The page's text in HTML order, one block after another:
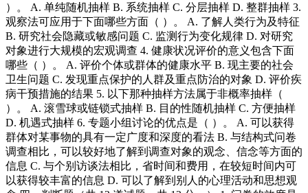
）。 A. 单纯随机抽样 B. 系统抽样 C. 分层抽样 D. 整群抽样 3.
观察法可应用于下面哪些方面（ ）。 A. 了解人类行为及特征
B. 研究社会隐藏或敏感问题 C. 监测行为变化规律 D. 对研究
对象进行大规模的宏观调查 4. 健康状况评价的意义包含下面
哪些（ ）。 A. 评价个体或群体的健康水平 B. 现主要的社会
卫生问题 C. 发现重点保护的人群及重点防治的对象 D. 评价疾
病干预措施的结果 5. 以下那种抽样方法属于非概率抽样（
）。 A. 滚雪球或链锁式抽样 B. 目的性随机抽样 C. 方便抽样
D. 机遇式抽样 6. 专题小组讨论的优点是（ ）。 A. 可以获得
群体对某事物的具有一定广度和深度的看法 B. 与结构式问卷
调查相比，可以较好地了解到调查对象的观念、信念等方面的
信息 C. 与个别访谈法相比，省时间和费用，在较短时间内可
以获得较丰富的信息 D. 可以了解到别人的心理活动和思想观